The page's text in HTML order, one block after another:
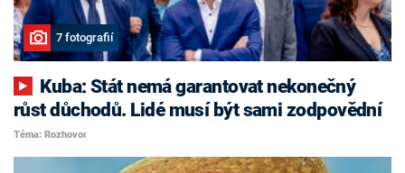
7 fotografií
růst důchodů. Lidé musí být sami zodpovědní
Téma: Rozhovor